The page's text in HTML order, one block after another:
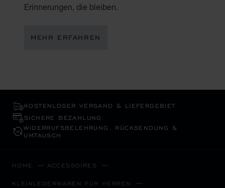
Erinnerungen, die bleiben.
MEHR ERFAHREN
KOSTENLOSER VERSAND & LIEFERGEBIET
SICHERE BEZAHLUNG
WIDERRUFS­BELEHRUNG, RÜCKSENDUNG &
UMTAUSCH
HOME ACCESSOIRES
KLEINLEDERWAREN FÜR HERREN